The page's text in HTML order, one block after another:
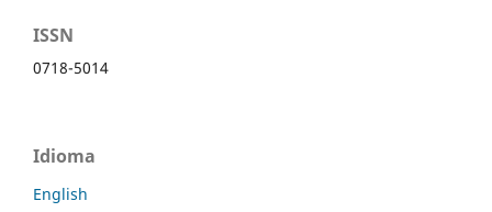
ISSN
0718-5014
Idioma
English